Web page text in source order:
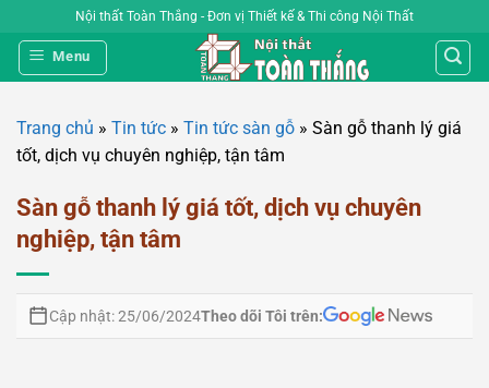
qua
nội
Nội thất Toàn Thắng - Đơn vị Thiết kế & Thi công Nội Thất
Menu
Trang chủ » Tin tức » Tin tức sàn gỗ » Sàn gỗ thanh lý giá
tốt, dịch vụ chuyên nghiệp, tận tâm
Sàn gỗ thanh lý giá tốt, dịch vụ chuyên
nghiệp, tận tâm
Cập nhật: 25/06/2024Theo dõi Tôi trên: